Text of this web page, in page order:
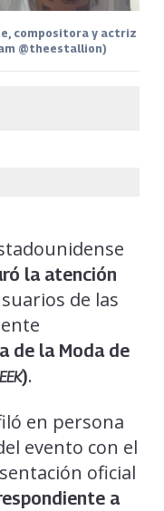
compositora y actriz
@theestallion)
la atención
de las
de la Moda de
).
en persona
evento con el
oficial
a